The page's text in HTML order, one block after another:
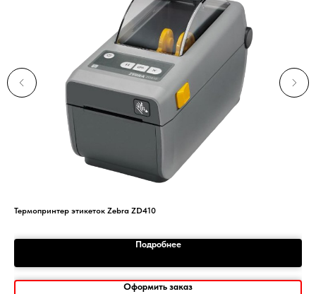
Термопринтер этикеток Zebra ZD410
Подробнее
Оформить заказ